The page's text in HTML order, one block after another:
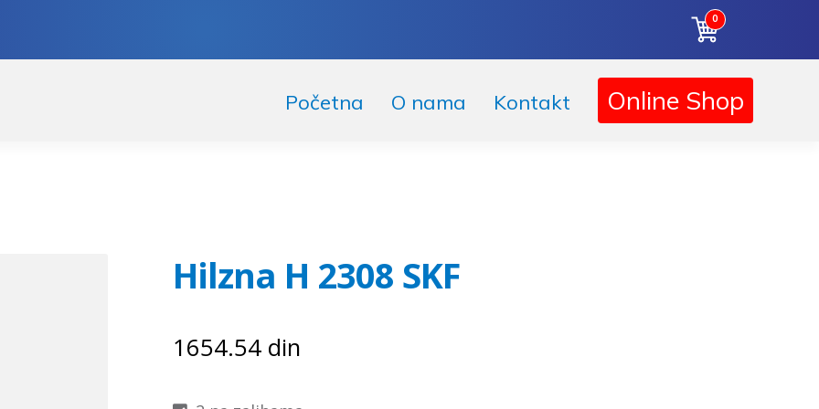
0
Početna O nama Kontakt Online Shop
Hilzna H 2308 SKF
1654.54 din